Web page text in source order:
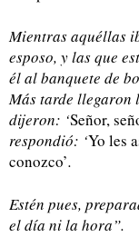
Mientras aquéllas
esposo, y las que
él al banquete de
Más tarde llegaron
dijeron: ‘Señor,
respondió: ‘Yo les
conozco’.
Estén pues,
el día ni la hora”.